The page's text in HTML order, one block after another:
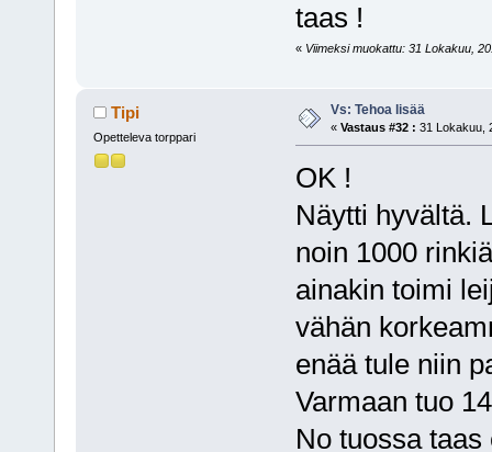
taas !
« Viimeksi muokattu: 31 Lokakuu,
Tipi
Opetteleva torppari
Vs: Tehoa lisää
« Vastaus #32 : 31 Lokakuu,
OK !
Näytti hyvältä.
noin 1000
ainakin toimi
vähän
enää tule niin
Varmaan tuo
No tuossa